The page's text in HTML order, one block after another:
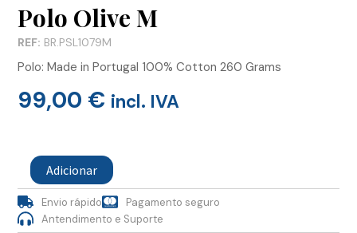
Polo Olive M
REF: BR.PSL1079M
Polo: Made in Portugal 100% Cotton 260 Grams
99,00 € incl. IVA
Polo
Olive
M
Adicionar
Envio rápido
Pagamento seguro
Antendimento e Suporte